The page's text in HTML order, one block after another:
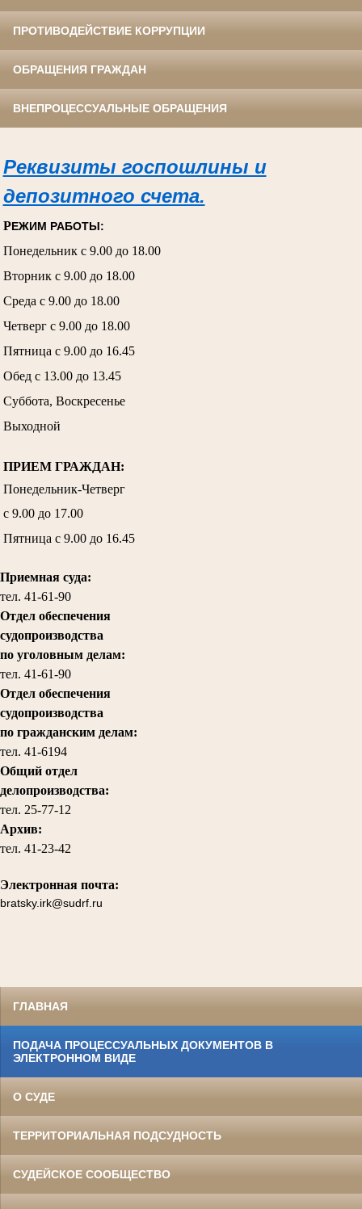
ПРОТИВОДЕЙСТВИЕ КОРРУПЦИИ
ОБРАЩЕНИЯ ГРАЖДАН
ВНЕПРОЦЕССУАЛЬНЫЕ ОБРАЩЕНИЯ
Реквизиты госпошлины и
депозитного счета.
РЕЖИМ РАБОТЫ:
Понедельник с 9.00 до 18.00
Вторник с 9.00 до 18.00
Среда с 9.00 до 18.00
Четверг с 9.00 до 18.00
Пятница с 9.00 до 16.45
Обед с 13.00 до 13.45
Суббота, Воскресенье
Выходной
ПРИЕМ ГРАЖДАН:
Понедельник-Четверг
с 9.00 до 17.00
Пятница с 9.00 до 16.45
Приемная суда:
тел. 41-61-90
Отдел обеспечения
судопроизводства
по уголовным делам:
тел. 41-61-90
Отдел обеспечения
судопроизводства
по гражданским делам:
тел. 41-6194
Общий отдел
делопроизводства:
тел. 25-77-12
Архив:
тел. 41-23-42
Электронная почта:
bratsky.irk@sudrf.ru
ГЛАВНАЯ
ПОДАЧА ПРОЦЕССУАЛЬНЫХ ДОКУМЕНТОВ В
ЭЛЕКТРОННОМ ВИДЕ
О СУДЕ
ТЕРРИТОРИАЛЬНАЯ ПОДСУДНОСТЬ
СУДЕЙСКОЕ СООБЩЕСТВО